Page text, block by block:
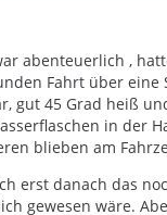
abenteuerlich ,
Fahrt über eine
gut 45 Grad heiß
in der
blieben am
erst danach das
gewesen wäre.